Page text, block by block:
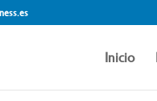
Inicio